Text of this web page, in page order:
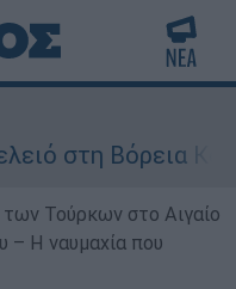
στη Βόρεια
των Τούρκων στο Αιγαίο
– Η ναυμαχία που